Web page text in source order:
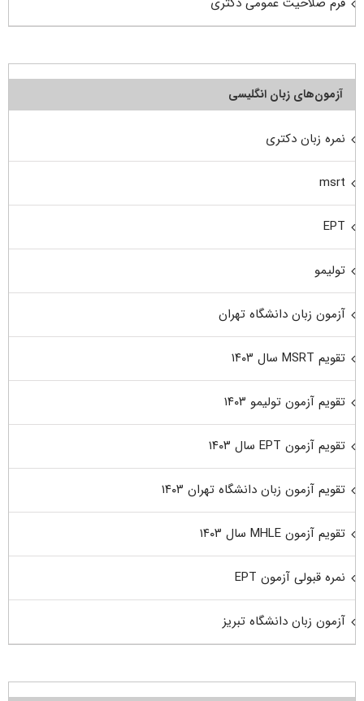
آزمون‌های زبان انگلیسی
نمره زبان دکتری
msrt
EPT
تولیمو
آزمون زبان دانشگاه تهران
تقویم MSRT سال ۱۴۰۳
تقویم آزمون تولیمو ۱۴۰۳
تقویم آزمون EPT سال ۱۴۰۳
تقویم آزمون زبان دانشگاه تهران ۱۴۰۳
تقویم آزمون MHLE سال ۱۴۰۳
نمره قبولی آزمون EPT
آزمون زبان دانشگاه تبریز